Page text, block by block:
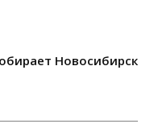
Новосибирск